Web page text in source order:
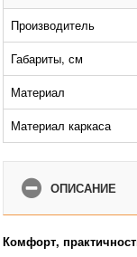
Производитель
Габариты, см
Материал
Материал каркаса
ОПИСАНИЕ
Комфорт,